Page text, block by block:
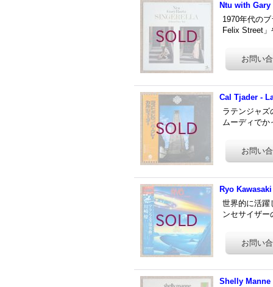
Ntu with
1970年代の
Felix Street
Cal Tjader -
ラテンジャズ
ムーディでか
Ryo
世界的に活躍
ンセサイザ
Shelly Manne